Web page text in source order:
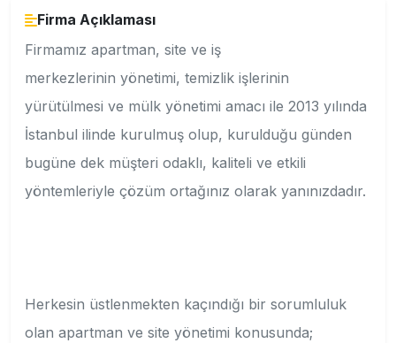
Firma Açıklaması
Firmamız apartman, site ve iş
merkezlerinin yönetimi, temizlik işlerinin
yürütülmesi ve mülk yönetimi amacı ile 2013 yılında
İstanbul ilinde kurulmuş olup, kurulduğu günden
bugüne dek müşteri odaklı, kaliteli ve etkili
yöntemleriyle çözüm ortağınız olarak yanınızdadır.
Herkesin üstlenmekten kaçındığı bir sorumluluk
olan apartman ve site yönetimi konusunda;